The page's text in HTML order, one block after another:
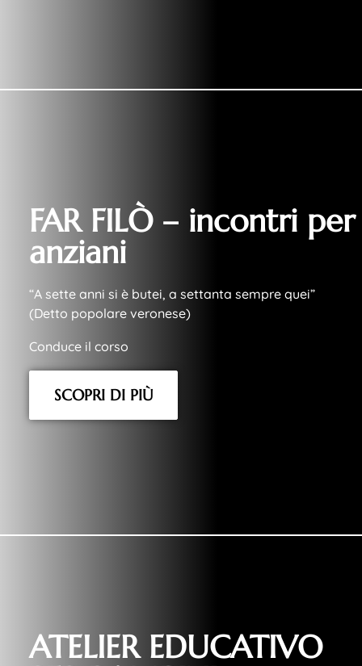
FAR FILÒ – incontri per
anziani
“A sette anni si è butei, a settanta sempre quei”
(Detto popolare veronese)
Conduce il corso
SCOPRI DI PIÙ
ATELIER EDUCATIVO